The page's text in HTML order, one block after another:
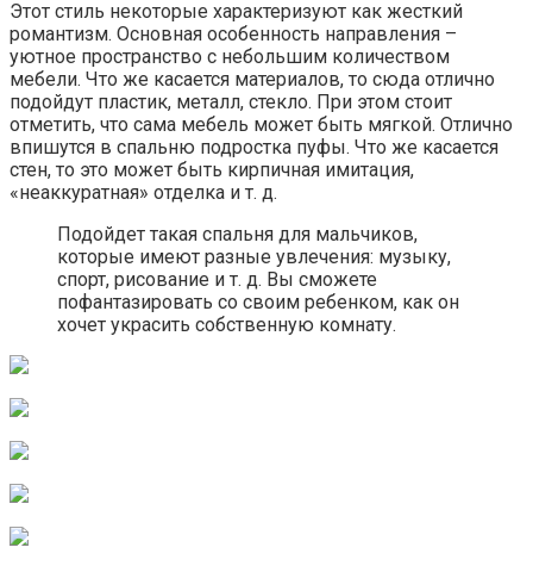
Этот стиль некоторые характеризуют как жесткий
романтизм. Основная особенность направления –
уютное пространство с небольшим количеством
мебели. Что же касается материалов, то сюда отлично
подойдут пластик, металл, стекло. При этом стоит
отметить, что сама мебель может быть мягкой. Отлично
впишутся в спальню подростка пуфы. Что же касается
стен, то это может быть кирпичная имитация,
«неаккуратная» отделка и т. д.
Подойдет такая спальня для мальчиков,
которые имеют разные увлечения: музыку,
спорт, рисование и т. д. Вы сможете
пофантазировать со своим ребенком, как он
хочет украсить собственную комнату.